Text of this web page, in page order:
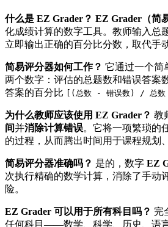
什么是 EZ Grader？ EZ Grader（简
化成绩计算的数字工具。教师输入总
立即输出正确的百分比分数，取代手
简易评分器如何工作？ 它通过一个简
两个数字：评估的总题数和错误答案数
答案的百分比 [(总数 - 错误数) / 总
为什么教师应该使用 EZ Grader？ 教
间并消除计算错误。它将一项繁琐的
的过程，从而腾出时间用于课程规划
简易评分器准确吗？ 是的，数字 EZ
次执行精确的数学计算，消除了手动
险。
EZ Grader 可以用于所有科目吗？ 完
任何科目——数学、科学、历史、语